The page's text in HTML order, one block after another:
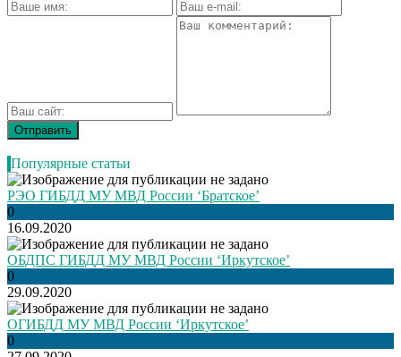
Популярные статьи
РЭО ГИБДД МУ МВД России ‘Братское’
0
16.09.2020
ОБДПС ГИБДД МУ МВД России ‘Иркутское’
0
29.09.2020
ОГИБДД МУ МВД России ‘Иркутское’
0